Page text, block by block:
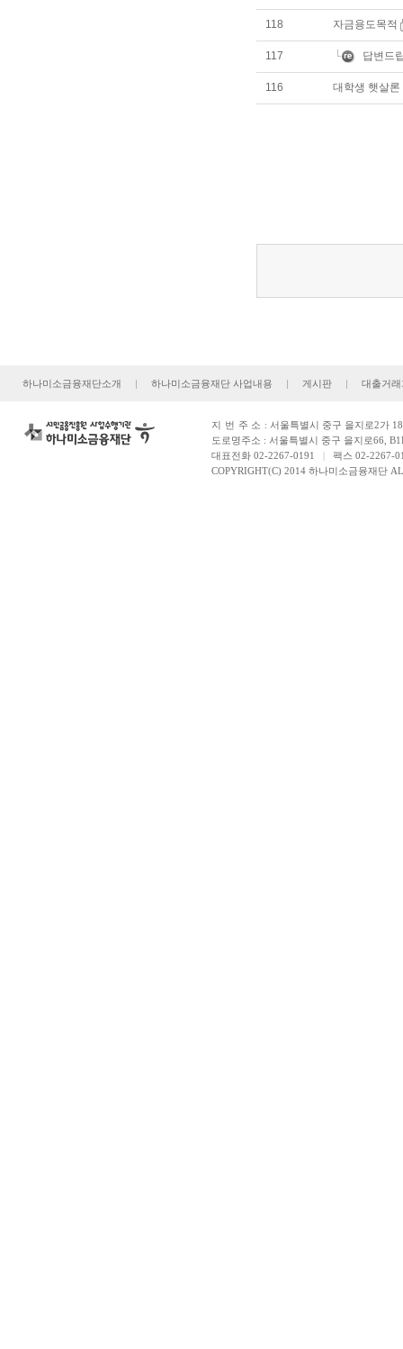
118 자금용도목적
117 답변드
116 대학생 햇살
하나미소금융재단소개 | 하나미소금융재단 사업내용 | 게시판 | 대출거
지번주소 : 서울특별시 중구 을지로2가
도로명주소 : 서울특별시 중구 을지로66,
대표전화 02-2267-0191 | 팩스 02-2267-
COPYRIGHT(C) 2014 하나미소금융재단